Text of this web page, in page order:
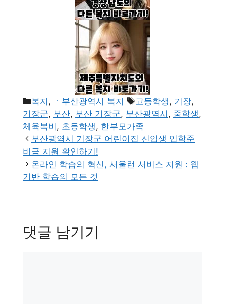
카
테
고
리
복지, ㆍ부산광역시 복지
태
그
고등학생, 기장,
기장군, 부산, 부산 기장군, 부산광역시, 중학생,
체육복비, 초등학생, 한부모가족
부산광역시 기장군 어린이집 신입생 입학준
비금 지원 확인하기!
온라인 학습의 혁신, 서울런 서비스 지원 : 웹
기반 학습의 모든 것
댓글 남기기